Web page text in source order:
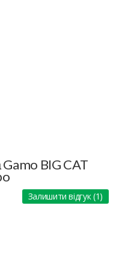
Gamo BIG CAT
Залишити відгук (1)